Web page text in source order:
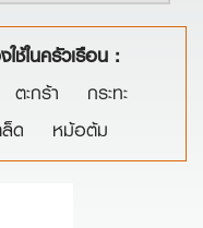
ช้ในครัวเรือน :
ตะกร้า
กระทะ
ล็ด หม้อต้ม